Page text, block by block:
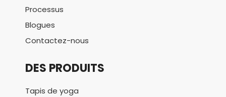
Processus
Blogues
Contactez-nous
DES PRODUITS
Tapis de yoga